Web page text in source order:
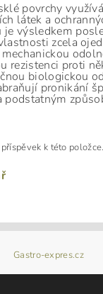
povrchy
látek a
výsledkem
zcela
rezistenci proti
biologickou
pronikání
podstatným
k této položce.
Gastro-expres.cz